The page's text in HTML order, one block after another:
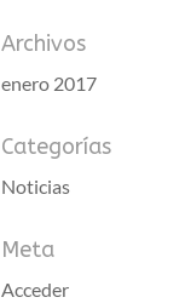
Archivos
enero 2017
Categorías
Noticias
Meta
Acceder